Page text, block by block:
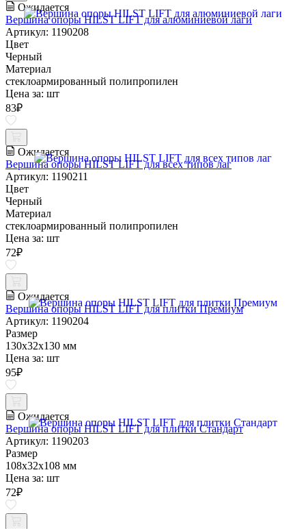
Ожидается
Вершина опоры HILST LIFT для алюминиевой лаги
Артикул: 1190208
Цвет
Черный
Материал
стеклоармированный полипропилен
Цена за: шт
83₽
Ожидается
Вершина опоры HILST LIFT для всех типов лаг
Артикул: 1190211
Цвет
Черный
Материал
стеклоармированный полипропилен
Цена за: шт
72₽
Ожидается
Вершина опоры HILST LIFT для плитки Премиум
Артикул: 1190204
Размер
130х32х130 мм
Цена за: шт
95₽
Ожидается
Вершина опоры HILST LIFT для плитки Стандарт
Артикул: 1190203
Размер
108х32х108 мм
Цена за: шт
72₽